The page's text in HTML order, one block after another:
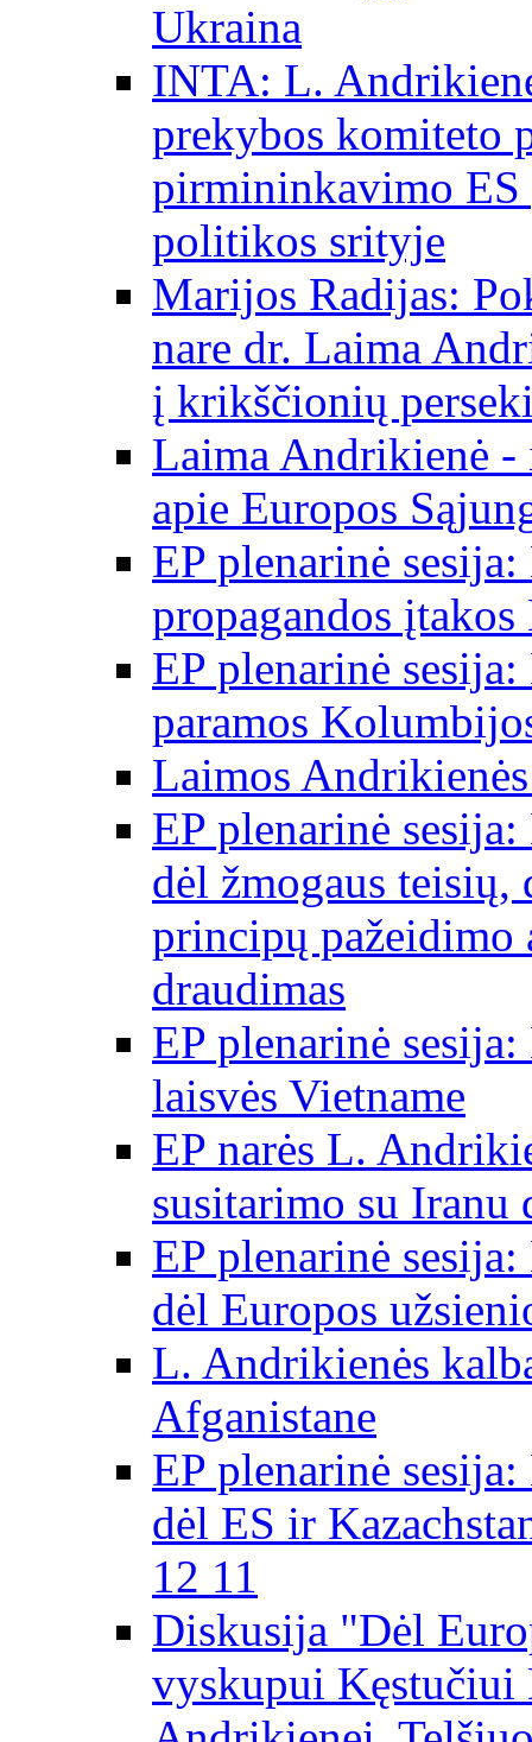
Ukraina
INTA: L.
prekybos komiteto
pirmininkavimo ES
politikos srityje
Marijos Radijas:
nare dr. Laima
į krikščionių
Laima Andrikienė -
apie Europos
EP plenarinė
propagandos įtakos
EP plenarinė
paramos
Laimos
EP plenarinė
dėl žmogaus
principų pažeidimo
draudimas
EP plenarinė
laisvės Vietname
EP narės L.
susitarimo su Iranu
EP plenarinė
dėl Europos
L. Andrikienės
Afganistane
EP plenarinė
dėl ES ir
12 11
Diskusija "Dėl
vyskupui Kęstučiui